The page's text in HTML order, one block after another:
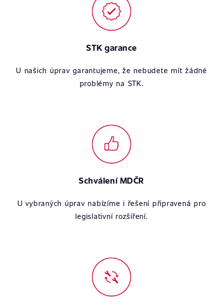
STK garance
U našich úprav garantujeme, že nebudete mít žádné
problémy na STK.
Schválení MDČR
U vybraných úprav nabízíme i řešení připravená pro
legislativní rozšíření.